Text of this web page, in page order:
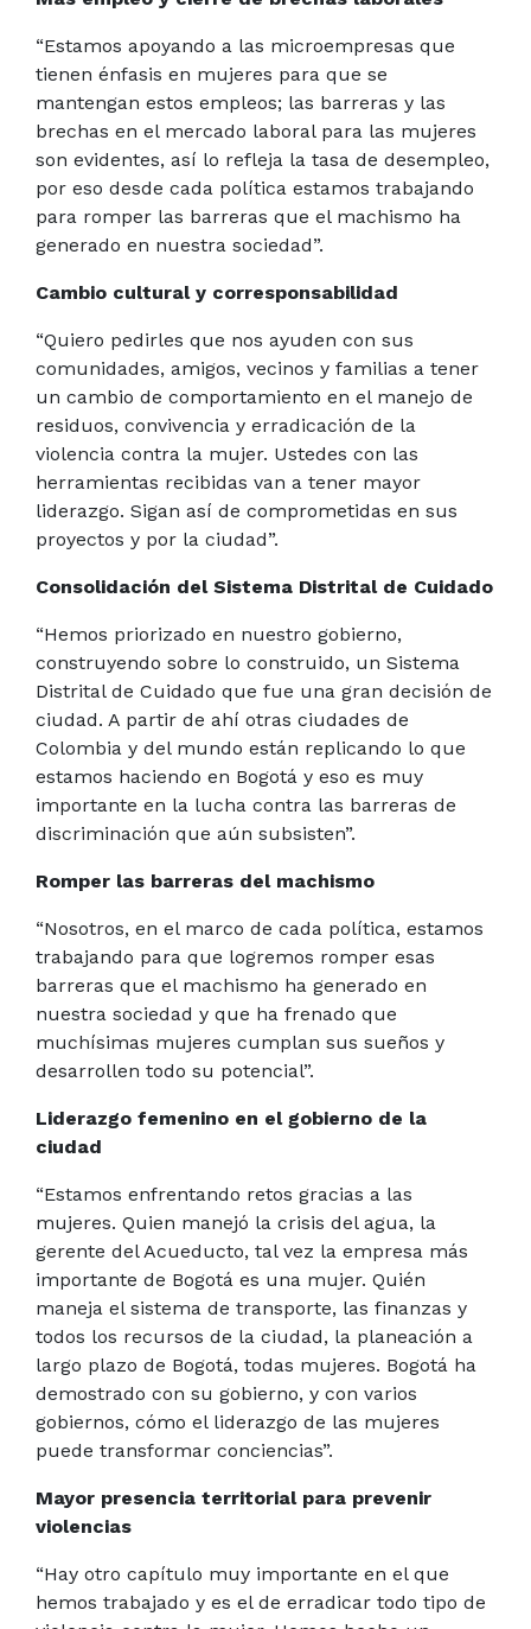
“Estamos apoyando a las microempresas que
tienen énfasis en mujeres para que se
mantengan estos empleos; las barreras y las
brechas en el mercado laboral para las mujeres
son evidentes, así lo refleja la tasa de desempleo,
por eso desde cada política estamos trabajando
para romper las barreras que el machismo ha
generado en nuestra sociedad”.
Cambio cultural y corresponsabilidad
“Quiero pedirles que nos ayuden con sus
comunidades, amigos, vecinos y familias a tener
un cambio de comportamiento en el manejo de
residuos, convivencia y erradicación de la
violencia contra la mujer. Ustedes con las
herramientas recibidas van a tener mayor
liderazgo. Sigan así de comprometidas en sus
proyectos y por la ciudad”.
Consolidación del Sistema Distrital de Cuidado
“Hemos priorizado en nuestro gobierno,
construyendo sobre lo construido, un Sistema
Distrital de Cuidado que fue una gran decisión de
ciudad. A partir de ahí otras ciudades de
Colombia y del mundo están replicando lo que
estamos haciendo en Bogotá y eso es muy
importante en la lucha contra las barreras de
discriminación que aún subsisten”.
Romper las barreras del machismo
“Nosotros, en el marco de cada política, estamos
trabajando para que logremos romper esas
barreras que el machismo ha generado en
nuestra sociedad y que ha frenado que
muchísimas mujeres cumplan sus sueños y
desarrollen todo su potencial”.
Liderazgo femenino en el gobierno de la
ciudad
“Estamos enfrentando retos gracias a las
mujeres. Quien manejó la crisis del agua, la
gerente del Acueducto, tal vez la empresa más
importante de Bogotá es una mujer. Quién
maneja el sistema de transporte, las finanzas y
todos los recursos de la ciudad, la planeación a
largo plazo de Bogotá, todas mujeres. Bogotá ha
demostrado con su gobierno, y con varios
gobiernos, cómo el liderazgo de las mujeres
puede transformar conciencias”.
Mayor presencia territorial para prevenir
violencias
“Hay otro capítulo muy importante en el que
hemos trabajado y es el de erradicar todo tipo de